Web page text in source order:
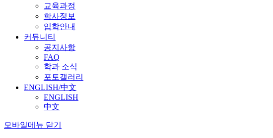
교육과정
학사정보
입학안내
커뮤니티
공지사항
FAQ
학과 소식
포토갤러리
ENGLISH/中文
ENGLISH
中文
모바일메뉴 닫기